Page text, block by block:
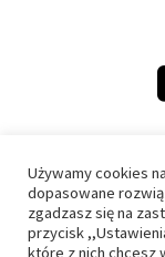
Używamy cookies
dopasowane
zgadzasz się na
przycisk
które z nich chcesz